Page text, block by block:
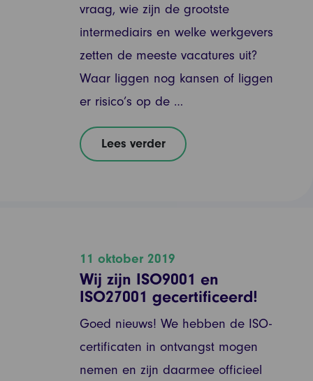
vraag, wie zijn de grootste
intermediairs en welke werkgevers
zetten de meeste vacatures uit?
Waar liggen nog kansen of liggen
er risico’s op de …
Lees verder
11 oktober 2019
Wij zijn ISO9001 en
ISO27001 gecertificeerd!
Goed nieuws! We hebben de ISO-
certificaten in ontvangst mogen
nemen en zijn daarmee officieel